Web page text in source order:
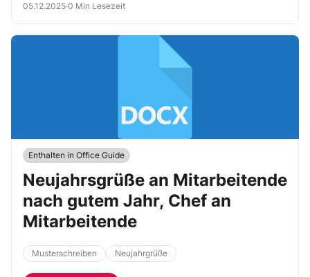
05.12.2025·0 Min Lesezeit
Enthalten in Office Guide
Neujahrsgrüße an Mitarbeitende
nach gutem Jahr, Chef an
Mitarbeitende
Musterschreiben Neujahrgrüße